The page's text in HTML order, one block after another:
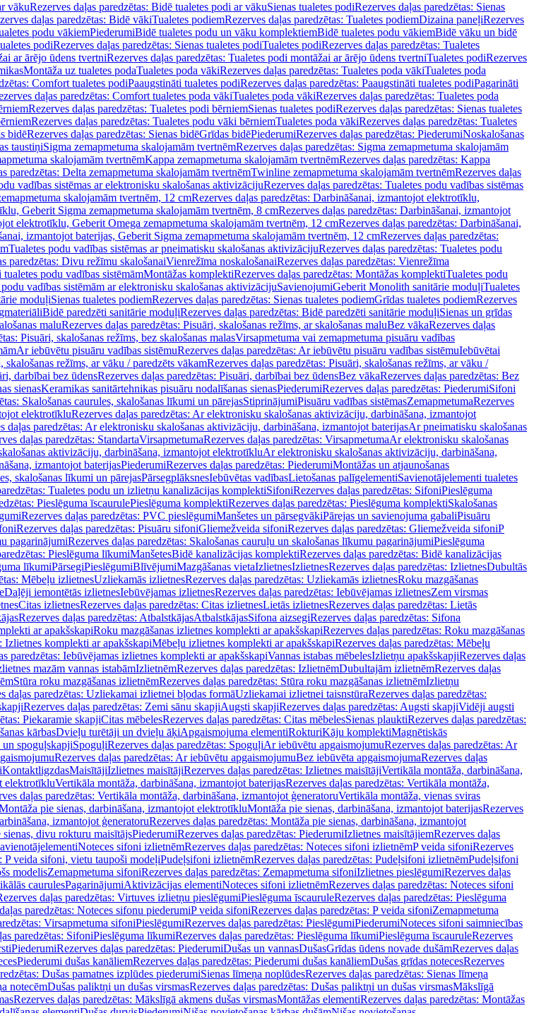
vākuRezerves daļas paredzētas: Bidē tualetes podi ar vākuSienas tualetes podiRezerves daļas paredzētas: Sienas
daļas paredzētas: Bidē vākiTualetes podiemRezerves daļas paredzētas: Tualetes podiemDizaina paneļiRezerves
podu vākiemPiederumiBidē tualetes podu un vāku komplektiemBidē tualetes podu vākiemBidē vāku un bidē
podiRezerves daļas paredzētas: Sienas tualetes podiTualetes podiRezerves daļas paredzētas: Tualetes
ar ārējo ūdens tvertniRezerves daļas paredzētas: Tualetes podi montāžai ar ārējo ūdens tvertniTualetes podiRezerves
Montāža uz tualetes podaTualetes poda vākiRezerves daļas paredzētas: Tualetes poda vākiTualetes poda
Comfort tualetes podiPaaugstināti tualetes podiRezerves daļas paredzētas: Paaugstināti tualetes podiPagarināti
daļas paredzētas: Comfort tualetes poda vākiTualetes poda vākiRezerves daļas paredzētas: Tualetes poda
Rezerves daļas paredzētas: Tualetes podi bērniemSienas tualetes podiRezerves daļas paredzētas: Sienas tualetes
Rezerves daļas paredzētas: Tualetes podu vāki bērniemTualetes poda vākiRezerves daļas paredzētas: Tualetes
bidēRezerves daļas paredzētas: Sienas bidēGrīdas bidēPiederumiRezerves daļas paredzētas: PiederumiNoskalošanas
taustiņiSigma zemapmetuma skalojamām tvertnēmRezerves daļas paredzētas: Sigma zemapmetuma skalojamām
skalojamām tvertnēmKappa zemapmetuma skalojamām tvertnēmRezerves daļas paredzētas: Kappa
paredzētas: Delta zemapmetuma skalojamām tvertnēmTwinline zemapmetuma skalojamām tvertnēmRezerves daļas
vadības sistēmas ar elektronisku skalošanas aktivizācijuRezerves daļas paredzētas: Tualetes podu vadības sistēmas
skalojamām tvertnēm, 12 cmRezerves daļas paredzētas: Darbināšanai, izmantojot elektrotīklu,
Geberit Sigma zemapmetuma skalojamām tvertnēm, 8 cmRezerves daļas paredzētas: Darbināšanai, izmantojot
elektrotīklu, Geberit Omega zemapmetuma skalojamām tvertnēm, 12 cmRezerves daļas paredzētas: Darbināšanai,
izmantojot baterijas, Geberit Sigma zemapmetuma skalojamām tvertnēm, 12 cmRezerves daļas paredzētas:
Tualetes podu vadības sistēmas ar pneimatisku skalošanas aktivizācijuRezerves daļas paredzētas: Tualetes podu
paredzētas: Divu režīmu skalošanaiVienrežīma noskalošanaiRezerves daļas paredzētas: Vienrežīma
podu vadības sistēmāmMontāžas komplektiRezerves daļas paredzētas: Montāžas komplektiTualetes podu
vadības sistēmām ar elektronisku skalošanas aktivizācijuSavienojumiGeberit Monolith sanitārie moduļiTualetes
moduļiSienas tualetes podiemRezerves daļas paredzētas: Sienas tualetes podiemGrīdas tualetes podiemRezerves
Bidē paredzēti sanitārie moduļiRezerves daļas paredzētas: Bidē paredzēti sanitārie moduļiSienas un grīdas
maluRezerves daļas paredzētas: Pisuāri, skalošanas režīms, ar skalošanas maluBez vākaRezerves daļas
Pisuāri, skalošanas režīms, bez skalošanas malasVirsapmetuma vai zemapmetuma pisuāru vadības
Ar iebūvētu pisuāru vadības sistēmuRezerves daļas paredzētas: Ar iebūvētu pisuāru vadības sistēmuIebūvētai
skalošanas režīms, ar vāku / paredzēts vākamRezerves daļas paredzētas: Pisuāri, skalošanas režīms, ar vāku /
darbībai bez ūdensRezerves daļas paredzētas: Pisuāri, darbībai bez ūdensBez vākaRezerves daļas paredzētas: Bez
sienasKeramikas sanitārtehnikas pisuāru nodalīšanas sienasPiederumiRezerves daļas paredzētas: PiederumiSifoni
Skalošanas caurules, skalošanas līkumi un pārejasStiprinājumiPisuāru vadības sistēmasZemapmetumaRezerves
elektrotīkluRezerves daļas paredzētas: Ar elektronisku skalošanas aktivizāciju, darbināšana, izmantojot
daļas paredzētas: Ar elektronisku skalošanas aktivizāciju, darbināšana, izmantojot baterijasAr pneimatisku skalošanas
daļas paredzētas: StandartaVirsapmetumaRezerves daļas paredzētas: VirsapmetumaAr elektronisku skalošanas
aktivizāciju, darbināšana, izmantojot elektrotīkluAr elektronisku skalošanas aktivizāciju, darbināšana,
izmantojot baterijasPiederumiRezerves daļas paredzētas: PiederumiMontāžas un atjaunošanas
skalošanas līkumi un pārejasPārsegplāksnesIebūvētas vadībasLietošanas palīgelementiSavienotājelementi tualetes
Tualetes podu un izlietņu kanalizācijas komplektiSifoniRezerves daļas paredzētas: SifoniPieslēguma
Pieslēguma īscaurulePieslēguma komplektiRezerves daļas paredzētas: Pieslēguma komplektiSkalošanas
Rezerves daļas paredzētas: PVC pieslēgumiManšetes un pārsegvākiPārejas un savienojuma gabaliPisuāru
Rezerves daļas paredzētas: Pisuāru sifoniGliemežveida sifoniRezerves daļas paredzētas: Gliemežveida sifoniP
pagarinājumiRezerves daļas paredzētas: Skalošanas cauruļu un skalošanas līkumu pagarinājumiPieslēguma
Pieslēguma līkumiManšetesBidē kanalizācijas komplektiRezerves daļas paredzētas: Bidē kanalizācijas
līkumiPārsegiPieslēgumiBlīvējumiMazgāšanas vietaIzlietnesIzlietnesRezerves daļas paredzētas: IzlietnesDubultās
Mēbeļu izlietnesUzliekamās izlietnesRezerves daļas paredzētas: Uzliekamās izlietnesRoku mazgāšanas
Daļēji iemontētās izlietnesIebūvējamas izlietnesRezerves daļas paredzētas: Iebūvējamas izlietnesZem virsmas
Citas izlietnesRezerves daļas paredzētas: Citas izlietnesLietās izlietnesRezerves daļas paredzētas: Lietās
Rezerves daļas paredzētas: AtbalstkājasAtbalstkājasSifona aizsegiRezerves daļas paredzētas: Sifona
ar apakšskapiRoku mazgāšanas izlietnes komplekti ar apakšskapiRezerves daļas paredzētas: Roku mazgāšanas
Izlietnes komplekti ar apakšskapiMēbeļu izlietnes komplekti ar apakšskapiRezerves daļas paredzētas: Mēbeļu
paredzētas: Iebūvējamas izlietnes komplekti ar apakšskapiVannas istabas mēbelesIzlietņu apakšskapjiRezerves daļas
mazām vannas istabāmIzlietnēmRezerves daļas paredzētas: IzlietnēmDubultajām izlietnēmRezerves daļas
Stūra roku mazgāšanas izlietnēmRezerves daļas paredzētas: Stūra roku mazgāšanas izlietnēmIzlietņu
daļas paredzētas: Uzliekamai izlietnei bļodas formāUzliekamai izlietnei taisnstūraRezerves daļas paredzētas:
Rezerves daļas paredzētas: Zemi sānu skapjiAugsti skapjiRezerves daļas paredzētas: Augsti skapjiVidēji augsti
Piekaramie skapjiCitas mēbelesRezerves daļas paredzētas: Citas mēbelesSienas plauktiRezerves daļas paredzētas:
kārbasDvieļu turētāji un dvieļu āķiApgaismojuma elementiRokturiKāju komplektiMagnētiskās
spoguļskapjiSpoguļiRezerves daļas paredzētas: SpoguļiAr iebūvētu apgaismojumuRezerves daļas paredzētas: Ar
Rezerves daļas paredzētas: Ar iebūvētu apgaismojumuBez iebūvēta apgaismojumaRezerves daļas
KontaktligzdasMaisītājiIzlietnes maisītājiRezerves daļas paredzētas: Izlietnes maisītājiVertikāla montāža, darbināšana,
elektrotīkluVertikāla montāža, darbināšana, izmantojot baterijasRezerves daļas paredzētas: Vertikāla montāža,
daļas paredzētas: Vertikāla montāža, darbināšana, izmantojot ģeneratoruVertikāla montāža, vienas sviras
pie sienas, darbināšana, izmantojot elektrotīkluMontāža pie sienas, darbināšana, izmantojot baterijasRezerves
izmantojot ģeneratoruRezerves daļas paredzētas: Montāža pie sienas, darbināšana, izmantojot
sienas, divu rokturu maisītājsPiederumiRezerves daļas paredzētas: PiederumiIzlietnes maisītājiemRezerves daļas
Noteces sifoni izlietnēmRezerves daļas paredzētas: Noteces sifoni izlietnēmP veida sifoniRezerves
P veida sifoni, vietu taupoši modeļiPudeļsifoni izlietnēmRezerves daļas paredzētas: Pudeļsifoni izlietnēmPudeļsifoni
modelisZemapmetuma sifoniRezerves daļas paredzētas: Zemapmetuma sifoniIzlietnes pieslēgumiRezerves daļas
caurulesPagarinājumiAktivizācijas elementiNoteces sifoni izlietnēmRezerves daļas paredzētas: Noteces sifoni
daļas paredzētas: Virtuves izlietņu pieslēgumiPieslēguma īscauruleRezerves daļas paredzētas: Pieslēguma
paredzētas: Noteces sifonu piederumiP veida sifoniRezerves daļas paredzētas: P veida sifoniZemapmetuma
Virsapmetuma sifoniPieslēgumiRezerves daļas paredzētas: PieslēgumiPiederumiNoteces sifoni saimniecības
paredzētas: SifoniPieslēguma līkumiRezerves daļas paredzētas: Pieslēguma līkumiPieslēguma īscauruleRezerves
PiederumiRezerves daļas paredzētas: PiederumiDušas un vannasDušasGrīdas ūdens novade dušāmRezerves daļas
Piederumi dušas kanāliemRezerves daļas paredzētas: Piederumi dušas kanāliemDušas grīdas notecesRezerves
Dušas pamatnes izplūdes piederumiSienas līmeņa noplūdesRezerves daļas paredzētas: Sienas līmeņa
notecēmDušas paliktņi un dušas virsmasRezerves daļas paredzētas: Dušas paliktņi un dušas virsmasMākslīgā
Rezerves daļas paredzētas: Mākslīgā akmens dušas virsmasMontāžas elementiRezerves daļas paredzētas: Montāžas